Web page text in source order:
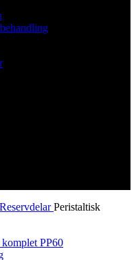
ReservdelarPeristaltisk